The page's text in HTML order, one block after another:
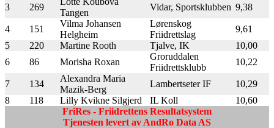
3 269
Tangen
Vidar, Sportsklubben 9,38
4 151
Vilma Johansen
Helgheim
Lørenskog
Friidrettslag
9,61
5
220 Martine Rooth Tjalve, IK
10,00
6
86 Morisha Roxan
Groruddalen
Friidrettsklubb
10,22
7 134
Alexandra Maria
Mazik-Berg
Lambertseter IF
10,29
8
118 Lilly Kvikne Silgjerd IL Koll
10,60
FriRes - Friidrettens Resultatsystem
Tjenesten levert av AndRo Data AS